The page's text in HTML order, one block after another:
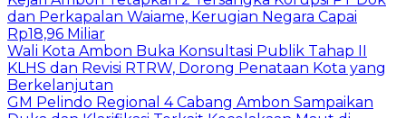
dan Perkapalan Waiame, Kerugian Negara Capai
Rp18,96 Miliar
Wali Kota Ambon Buka Konsultasi Publik Tahap II
KLHS dan Revisi RTRW, Dorong Penataan Kota yang
Berkelanjutan
GM Pelindo Regional 4 Cabang Ambon Sampaikan